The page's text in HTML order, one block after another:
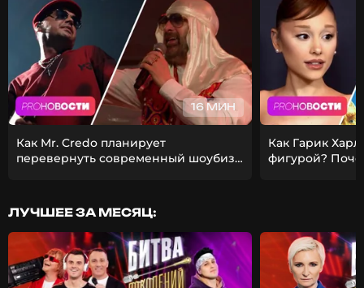
16 МИН
Как Mr. Credo планирует
перевернуть современный шоубиз?
Как Гарик
фигурой?
ЛУЧШЕЕ ЗА МЕСЯЦ: